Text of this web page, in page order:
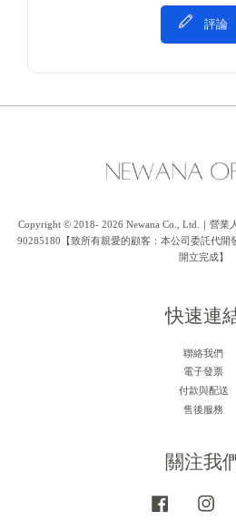
評論
Copyright © 2018- 2026 Newana Co., Ltd.｜營業
90285180【致所有親愛的顧客：本公司委託代開
開立完成】
快速連
聯絡我們
電子發票
付款與配送
售後服務
關注我
Facebook